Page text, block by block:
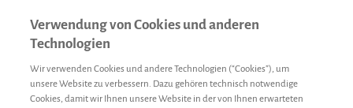
Verwendung von Cookies und anderen
Technologien
Wir verwenden Cookies und andere Technologien (“Cookies”), um
unsere Website zu verbessern. Dazu gehören technisch notwendige
Cookies, damit wir Ihnen unsere Website in der von Ihnen erwarteten